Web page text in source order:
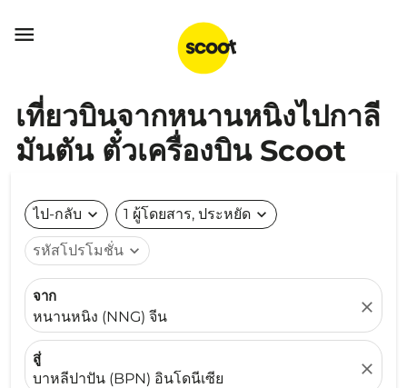

เที่ยวบินจากหนานหนิงไปกาลี
มันตัน ตั๋วเครื่องบิน Scoot
ไป-กลับ expand_more 1 ผู้โดยสาร, ประหยัด expand_more
รหัสโปรโมชั่น expand_more
จาก
หนานหนิง (NNG) จีน
close
สู่
บาหลีปาปัน (BPN) อินโดนีเซีย
close